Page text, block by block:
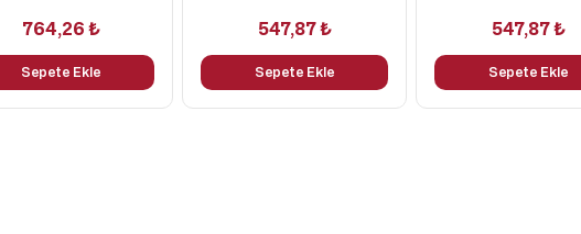
764,26 ₺
Sepete Ekle
547,87 ₺
Sepete Ekle
547,87 ₺
Sepete Ekle